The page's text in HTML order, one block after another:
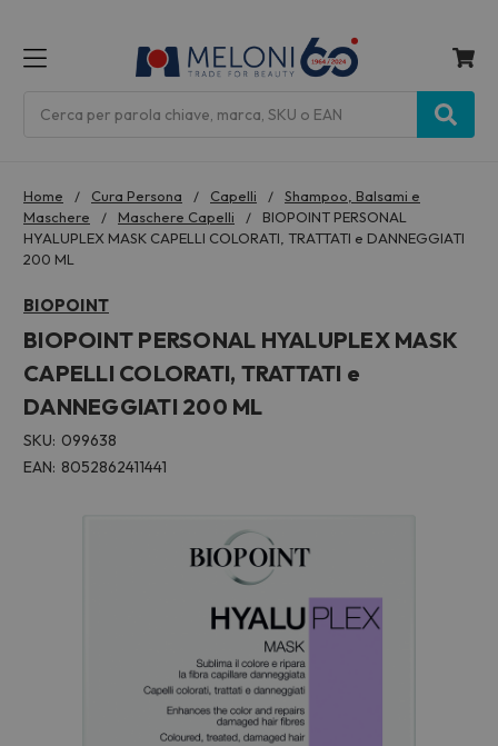
Home Cura Persona Capelli
Shampoo, Balsami e
Maschere
Maschere Capelli
BIOPOINT PERSONAL
HYALUPLEX MASK CAPELLI COLORATI, TRATTATI e DANNEGGIATI
200 ML
BIOPOINT
BIOPOINT PERSONAL HYALUPLEX MASK
CAPELLI COLORATI, TRATTATI e
DANNEGGIATI 200 ML
SKU: 099638
EAN: 8052862411441